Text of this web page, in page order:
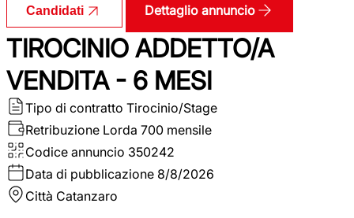
Candidati Dettaglio annuncio
TIROCINIO ADDETTO/A
VENDITA - 6 MESI
Tipo di contratto Tirocinio/Stage
Retribuzione Lorda 700 mensile
Codice annuncio 350242
Data di pubblicazione 8/8/2026
Città Catanzaro